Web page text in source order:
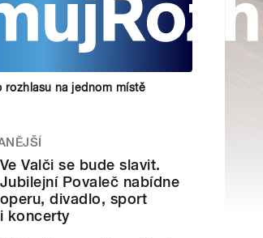
rozhlasu na jednom místě
Ve Valči se bude slavit.
Jubilejní Povaleč nabídne
operu, divadlo, sport
i koncerty